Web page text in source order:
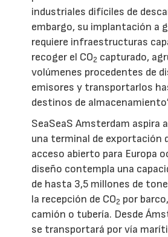
industriales difíciles de
embargo, su implantación a
requiere infraestructuras
recoger el CO2 capturado,
volúmenes procedentes de
emisores y transportarlos
destinos de
SeaSeaS Amsterdam aspira
una terminal de exportación
acceso abierto para Europa
diseño contempla una
de hasta 3,5 millones de
la recepción de CO2 por
camión o tubería. Desde
se transportará por vía